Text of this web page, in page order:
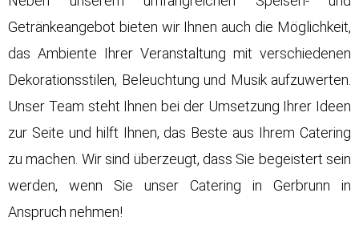
Getränkeangebot bieten wir Ihnen auch die Möglichkeit,
das Ambiente Ihrer Veranstaltung mit verschiedenen
Dekorationsstilen, Beleuchtung und Musik aufzuwerten.
Unser Team steht Ihnen bei der Umsetzung Ihrer Ideen
zur Seite und hilft Ihnen, das Beste aus Ihrem Catering
zu machen. Wir sind überzeugt, dass Sie begeistert sein
werden, wenn Sie unser Catering in Gerbrunn in
Anspruch nehmen!